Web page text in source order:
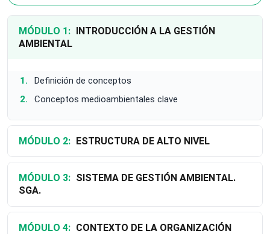
MÓDULO 1:
AMBIENTAL
Definición de conceptos
Conceptos medioambientales clave
MÓDULO 2: ESTRUCTURA DE ALTO NIVEL
MÓDULO 3:
SGA.
MÓDULO 4: CONTEXTO DE LA ORGANIZACIÓN